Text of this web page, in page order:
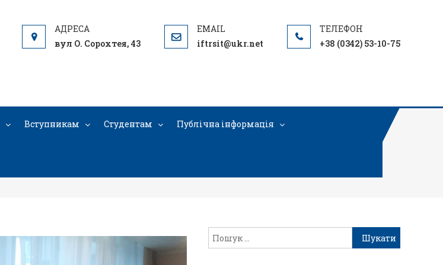
вул О. Сорохтея, 43 iftrsit@ukr.net +38 (0342) 53-10-75
Вступникам Студентам Публічна інформація